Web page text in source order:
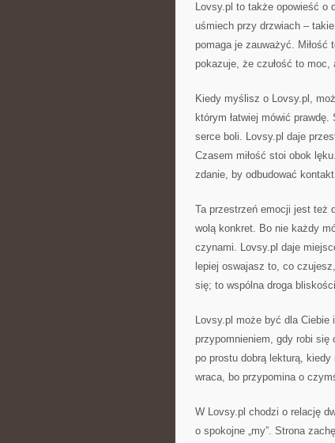
Lovsy.pl to także opowieść o
uśmiech przy drzwiach –
pomaga je zauważyć.
pokazuje, że czułość to moc,
Kiedy myślisz o Lovsy.pl,
którym łatwiej mówić
serce boli. Lovsy.pl daje
Czasem miłość stoi obok
zdanie, by odbudować
Ta przestrzeń emocji jest też
wolą konkret. Bo nie każdy
czynami. Lovsy.pl daje
lepiej oswajasz to, co
się; to wspólna droga
Lovsy.pl może być dla
przypomnieniem, gdy robi
po prostu dobrą lekturą,
wraca, bo przypomina o
W Lovsy.pl chodzi o relację
o spokojne „my”. Strona